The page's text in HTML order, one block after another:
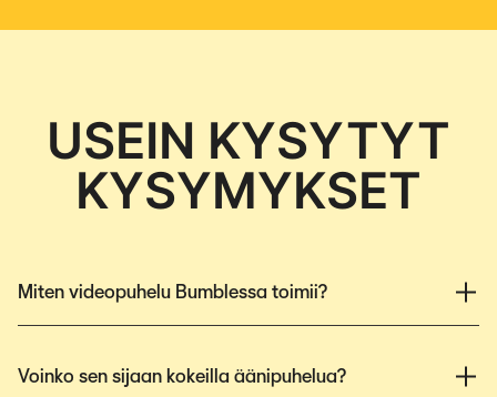
USEIN KYSYTYT
KYSYMYKSET
Miten videopuhelu Bumblessa toimii?
Voinko sen sijaan kokeilla äänipuhelua?